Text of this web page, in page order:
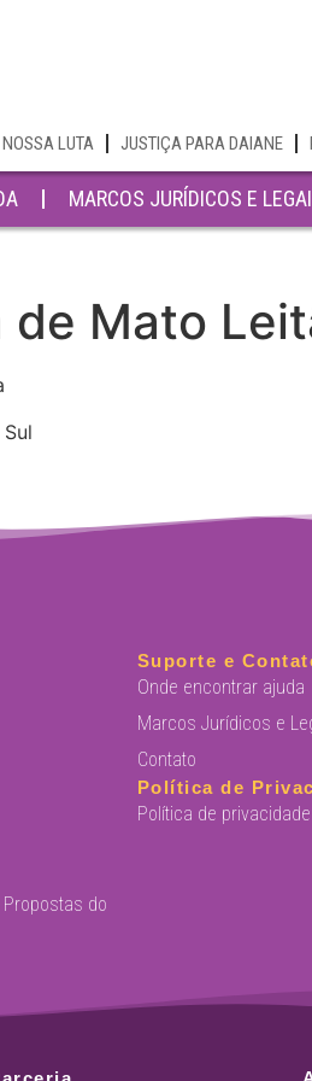
NOSSA LUTA JUSTIÇA PARA DAIANE
MARCOS JURÍDICOS E
de Mato
Propostas do
Suporte e
Onde encontrar ajuda
Marcos Jurídicos e
Contato
Política de
Política de privacidade